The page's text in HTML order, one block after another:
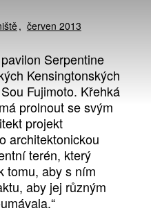
červen 2013
Serpentine
Kensingtonských
Fujimoto. Křehká
prolnout se svým
projekt
architektonickou
terén, který
tomu, aby s ním
aby jej různým